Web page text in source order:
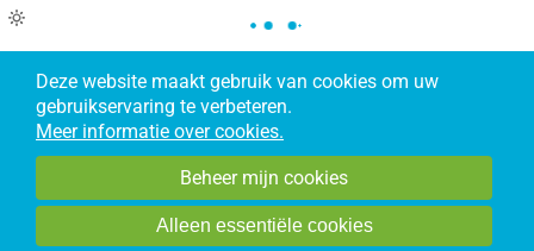
Deze website maakt gebruik van cookies om uw
gebruikservaring te verbeteren.
Meer informatie over cookies.
Beheer mijn cookies
Alleen essentiële cookies